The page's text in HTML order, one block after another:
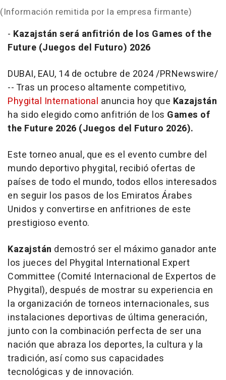
(Información remitida por la empresa firmante)
- Kazajstán será anfitrión de los Games of the
Future (Juegos del Futuro) 2026
DUBAI, EAU, 14 de octubre de 2024/PRNewswire/
-- Tras un proceso altamente competitivo,
Phygital International anuncia hoy que Kazajstán
ha sido elegido como anfitrión de los Games of
the Future 2026 (Juegos del Futuro 2026).
Este torneo anual, que es el evento cumbre del
mundo deportivo phygital, recibió ofertas de
países de todo el mundo, todos ellos interesados
en seguir los pasos de los Emiratos Árabes
Unidos y convertirse en anfitriones de este
prestigioso evento.
Kazajstán demostró ser el máximo ganador ante
los jueces del Phygital International Expert
Committee (Comité Internacional de Expertos de
Phygital), después de mostrar su experiencia en
la organización de torneos internacionales, sus
instalaciones deportivas de última generación,
junto con la combinación perfecta de ser una
nación que abraza los deportes, la cultura y la
tradición, así como sus capacidades
tecnológicas y de innovación.